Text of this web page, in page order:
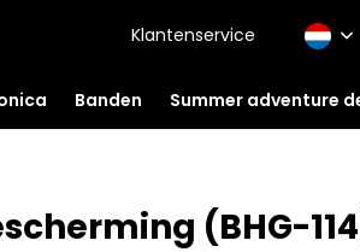
Klantenservice
Banden Summer adventure
(BHG-